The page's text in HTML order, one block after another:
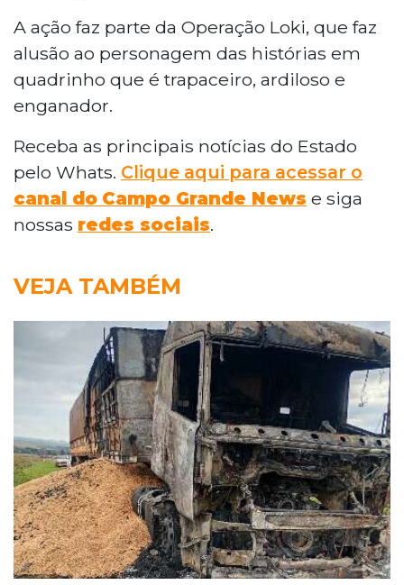
A ação faz parte da Operação Loki, que faz
alusão ao personagem das histórias em
quadrinho que é trapaceiro, ardiloso e
enganador.
Receba as principais notícias do Estado
pelo Whats. Clique aqui para acessar o
canal do Campo Grande News e siga
nossas redes sociais.
VEJA TAMBÉM